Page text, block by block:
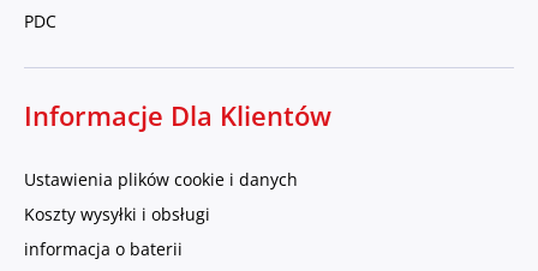
PDC
Informacje Dla Klientów
Ustawienia plików cookie i danych
Koszty wysyłki i obsługi
informacja o baterii